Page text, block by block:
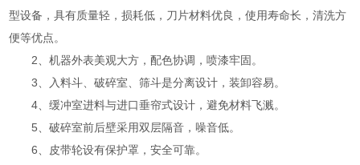
型设备，具有质量轻，损耗低，刀片材料优良，使用寿命长，清洗方
便等优点。
2、机器外表美观大方，配色协调，喷漆牢固。
3、入料斗、破碎室、筛斗是分离设计，装卸容易。
4、缓冲室进料与进口垂帘式设计，避免材料飞溅。
5、破碎室前后壁采用双层隔音，噪音低。
6、皮带轮设有保护罩，安全可靠。